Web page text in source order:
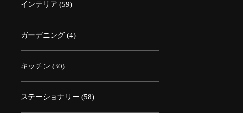
インテリア (59)
ガーデニング (4)
キッチン (30)
ステーショナリー (58)